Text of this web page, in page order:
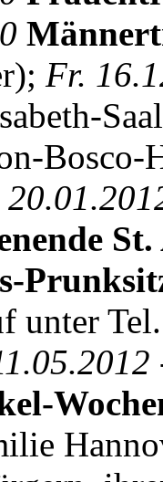
Fr.
Bosco-
unter